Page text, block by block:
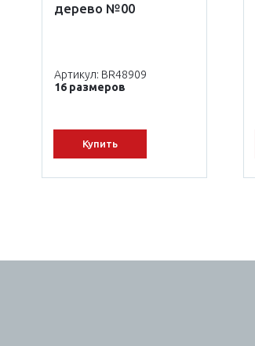
дерево №00
Артикул: BR48909
16 размеров
Купить